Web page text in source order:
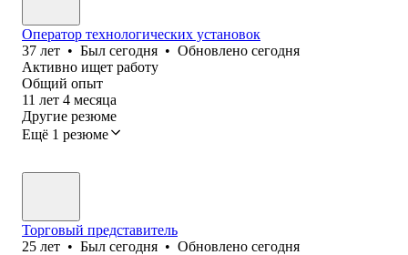
Оператор технологических установок
37 лет • Был сегодня • Обновлено сегодня
Активно ищет работу
Общий опыт
11 лет 4 месяца
Другие резюме
Ещё 1 резюме
Торговый представитель
25 лет • Был сегодня • Обновлено сегодня